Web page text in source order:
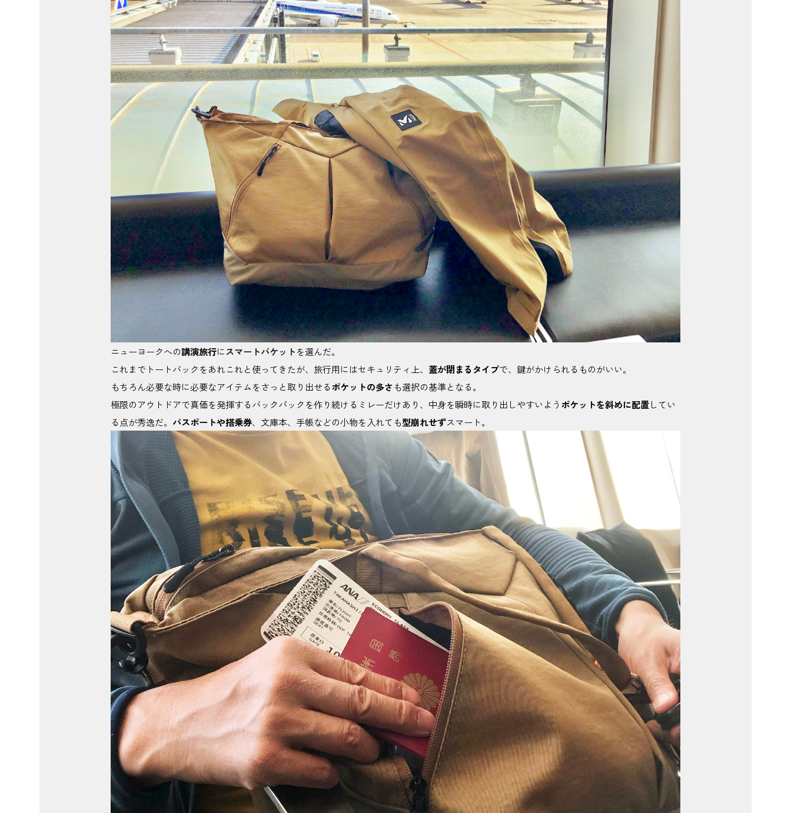
ニューヨークへの講演旅行にスマートバケットを選んだ。
これまでトートバックをあれこれと使ってきたが、旅行用にはセキュリティ上、 蓋が閉まるタイプで、鍵がかけられるものがいい。
もちろん必要な時に必要なアイテムをさっと取り出せるポケットの多さも選択の基準となる。
極限のアウトドアで真価を発揮するバックパックを作り続けるミレーだけあり、中身を瞬時に取り出しやすいよう ポケットを斜めに配置してい
る点が秀逸だ。 パスポートや搭乗券、文庫本、手帳などの小物を入れても型崩れせずスマート。